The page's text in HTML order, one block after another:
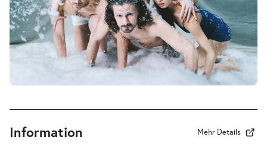
Fremde Heimat-
Mi.
Tickets
Information Mehr Details